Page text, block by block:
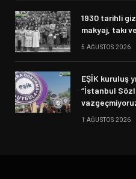
1930 tarihli
makyaj, takı
5 AĞUSTOS 2026
EŞİK kuruluş
“İstanbul
1 AĞUSTOS 2026